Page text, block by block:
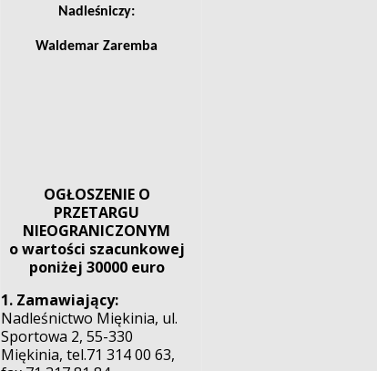
Nadleśniczy:
Waldemar Zaremba
OGŁOSZENIE O
PRZETARGU
NIEOGRANICZONYM
o wartości szacunkowej
poniżej 30000 euro
1. Zamawiający:
Nadleśnictwo Miękinia, ul.
Sportowa 2, 55-330
Miękinia, tel.71 314 00 63,